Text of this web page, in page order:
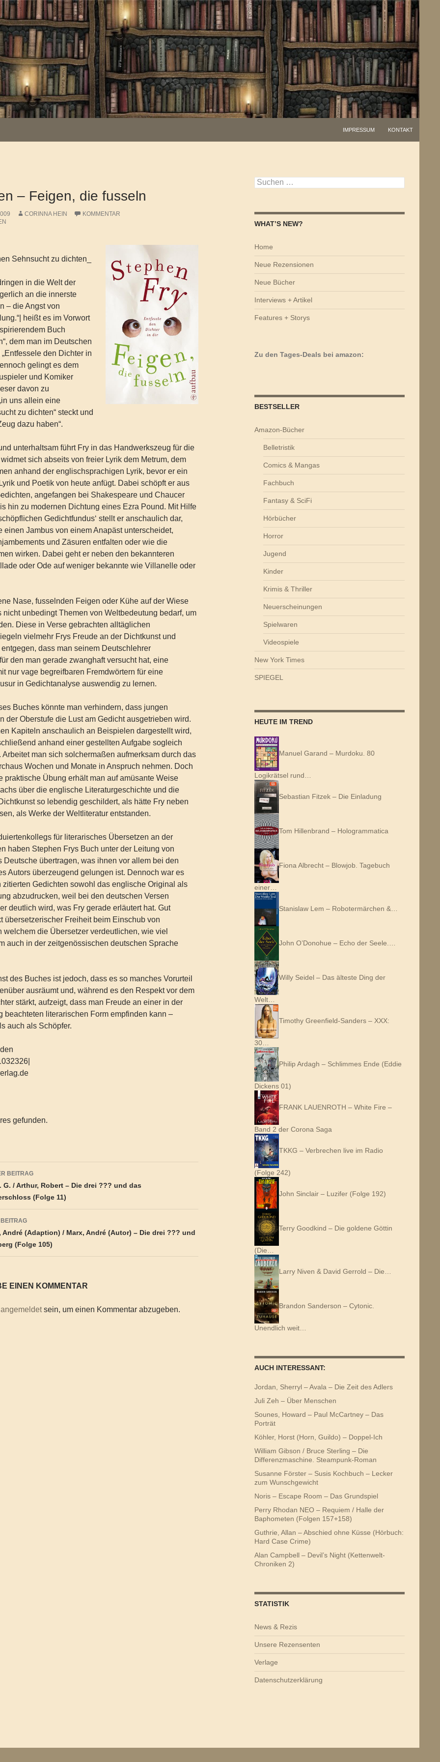
IMPRESSUM KONTAKT
– Feigen, die fusseln
CORINNA HEIN
KOMMENTAR
Sehnsucht zu dichten_
in die Welt der
an die innerste
– die Angst von
heißt es im Vorwort
Buch
dem man im Deutschen
den Dichter in
gelingt es dem
und Komiker
davon zu
uns allein eine
zu dichten“ steckt und
dazu haben“.
unterhaltsam führt Fry in das Handwerkszeug für die
sich abseits von freier Lyrik dem Metrum, dem
anhand der englischsprachigen Lyrik, bevor er ein
und Poetik von heute anfügt. Dabei schöpft er aus
angefangen bei Shakespeare und Chaucer
hin zu modernen Dichtung eines Ezra Pound. Mit Hilfe
Gedichtfundus‘ stellt er anschaulich dar,
einen Jambus von einem Anapäst unterscheidet,
und Zäsuren entfalten oder wie die
wirken. Dabei geht er neben den bekannteren
oder Ode auf weniger bekannte wie Villanelle oder
Nase, fusselnden Feigen oder Kühe auf der Wiese
nicht unbedingt Themen von Weltbedeutung bedarf, um
Diese in Verse gebrachten alltäglichen
vielmehr Frys Freude an der Dichtkunst und
dass man seinem Deutschlehrer
den man gerade zwanghaft versucht hat, eine
nur vage begreifbaren Fremdwörtern für eine
in Gedichtanalyse auswendig zu lernen.
Buches könnte man verhindern, dass jungen
der Oberstufe die Lust am Gedicht ausgetrieben wird.
Kapiteln anschaulich an Beispielen dargestellt wird,
anhand einer gestellten Aufgabe sogleich
Arbeitet man sich solchermaßen aufmerksam durch das
Wochen und Monate in Anspruch nehmen. Doch
praktische Übung erhält man auf amüsante Weise
über die englische Literaturgeschichte und die
so lebendig geschildert, als hätte Fry neben
als Werke der Weltliteratur entstanden.
für literarisches Übersetzen an der
haben Stephen Frys Buch unter der Leitung von
Deutsche übertragen, was ihnen vor allem bei den
Autors überzeugend gelungen ist. Dennoch war es
zitierten Gedichten sowohl das englische Original als
abzudrucken, weil bei den deutschen Versen
deutlich wird, was Fry gerade erläutert hat. Gut
übersetzerischer Freiheit beim Einschub von
welchem die Übersetzer verdeutlichen, wie viel
auch in der zeitgenössischen deutschen Sprache
des Buches ist jedoch, dass es so manches Vorurteil
ausräumt und, während es den Respekt vor dem
stärkt, aufzeigt, dass man Freude an einer in der
beachteten literarischen Form empfinden kann –
auch als Schöpfer.
gefunden.
BEITRAG
G. / Arthur, Robert – Die drei ??? und das
(Folge 11)
André (Adaption) / Marx, André (Autor) – Die drei ??? und
(Folge 105)
EINEN KOMMENTAR
angemeldetsein, um einen Kommentar abzugeben.
Suchen
nach:
WHAT’S NEW?
Home
Neue Rezensionen
Neue Bücher
Interviews + Artikel
Features + Storys
Zu den Tages-Deals bei amazon:
BESTSELLER
Amazon-Bücher
Belletristik
Comics & Mangas
Fachbuch
Fantasy & SciFi
Hörbücher
Horror
Jugend
Kinder
Krimis & Thriller
Neuerscheinungen
Spielwaren
Videospiele
New York Times
SPIEGEL
HEUTE IM TREND
Manuel Garand – Murdoku. 80
Logikrätsel rund…
Sebastian Fitzek – Die Einladung
Tom Hillenbrand – Hologrammatica
Fiona Albrecht – Blowjob. Tagebuch
einer…
Stanislaw Lem – Robotermärchen &…
John O’Donohue – Echo der Seele.…
Willy Seidel – Das älteste Ding der
Welt…
Timothy Greenfield-Sanders – XXX:
30…
Philip Ardagh – Schlimmes Ende (Eddie
Dickens 01)
FRANK LAUENROTH – White Fire –
Band 2 der Corona Saga
TKKG – Verbrechen live im Radio
(Folge 242)
John Sinclair – Luzifer (Folge 192)
Terry Goodkind – Die goldene Göttin
(Die…
Larry Niven & David Gerrold – Die…
Brandon Sanderson – Cytonic.
Unendlich weit…
AUCH INTERESSANT:
Jordan, Sherryl – Avala – Die Zeit des Adlers
Juli Zeh – Über Menschen
Sounes, Howard – Paul McCartney – Das
Porträt
Köhler, Horst (Horn, Guildo) – Doppel-Ich
William Gibson / Bruce Sterling – Die
Differenzmaschine. Steampunk-Roman
Susanne Förster – Susis Kochbuch – Lecker
zum Wunschgewicht
Noris – Escape Room – Das Grundspiel
Perry Rhodan NEO – Requiem / Halle der
Baphometen (Folgen 157+158)
Guthrie, Allan – Abschied ohne Küsse (Hörbuch:
Hard Case Crime)
Alan Campbell – Devil’s Night (Kettenwelt-
Chroniken 2)
STATISTIK
News & Rezis
Unsere Rezensenten
Verlage
Datenschutzerklärung